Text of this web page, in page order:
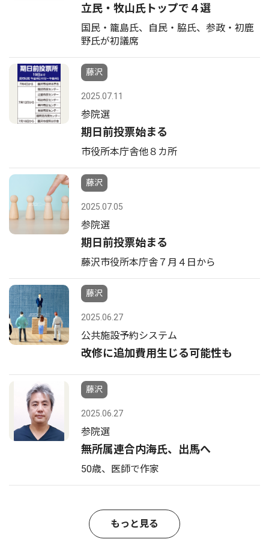
立民・牧山氏トップで４選
国民・籠島氏、自民・脇氏、参政・初鹿
野氏が初議席
藤沢
2025.07.11
参院選
期日前投票始まる
市役所本庁舎他８カ所
藤沢
2025.07.05
参院選
期日前投票始まる
藤沢市役所本庁舎７月４日から
藤沢
2025.06.27
公共施設予約システム
改修に追加費用生じる可能性も
藤沢
2025.06.27
参院選
無所属連合内海氏、出馬へ
50歳、医師で作家
もっと見る